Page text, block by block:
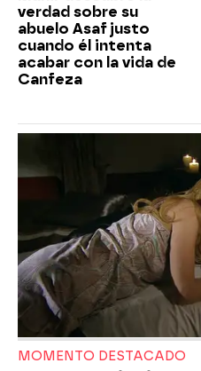
verdad sobre su
abuelo Asaf justo
cuando él intenta
acabar con la vida de
Canfeza
MOMENTO DESTACADO